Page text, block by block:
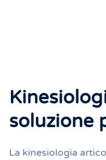
soluzione
La kinesiologia